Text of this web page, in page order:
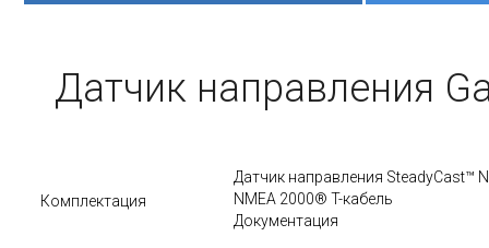
Датчик направления
Комплектация
Датчик направления SteadyCast™
NMEA 2000® T-кабель
Документация